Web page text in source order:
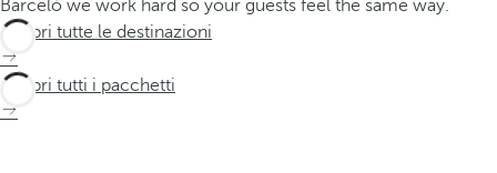
Barceló we work hard so your guests feel the same way.
Scopri tutte le destinazioni
Scopri tutti i pacchetti